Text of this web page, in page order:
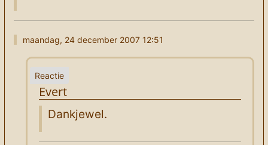
maandag, 24 december 2007 12:51
Evert
Dankjewel.